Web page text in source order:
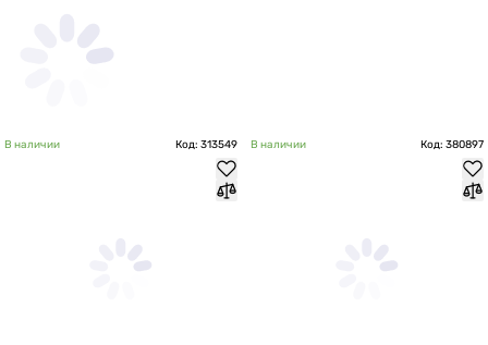
В наличии Код: 313549 В наличии Код: 380897